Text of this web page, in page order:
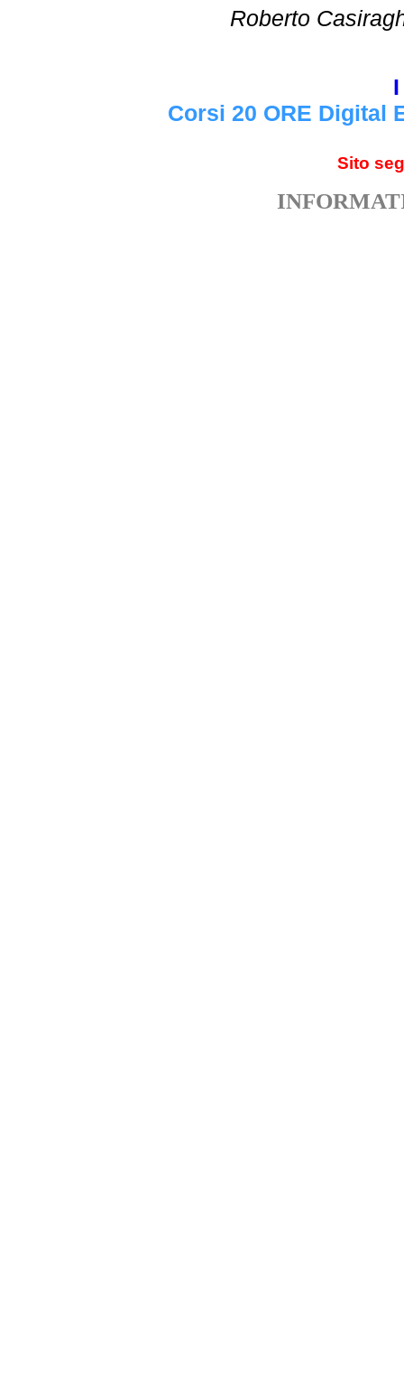
Roberto
Corsi 20 ORE Digital
Sito